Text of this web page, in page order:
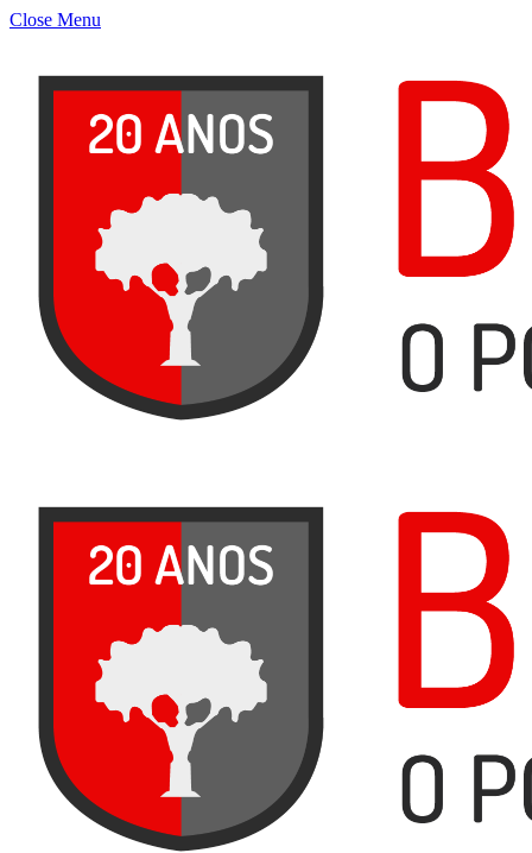
Close Menu